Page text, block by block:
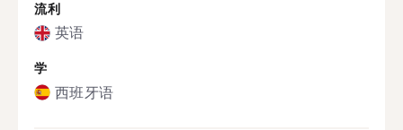
流利
英语
学
西班牙语